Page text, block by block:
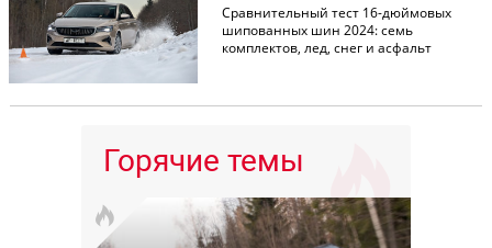
Сравнительный тест 16-дюймовых
шипованных шин 2024: семь
комплектов, лед, снег и асфальт
Горячие темы